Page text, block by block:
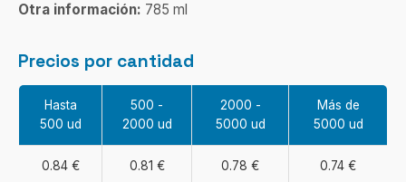
Otra información: 785 ml
Precios por cantidad
Hasta
500 ud
500 -
2000 ud
2000 -
5000 ud
Más de
5000 ud
0.84 € 0.81 € 0.78 € 0.74 €